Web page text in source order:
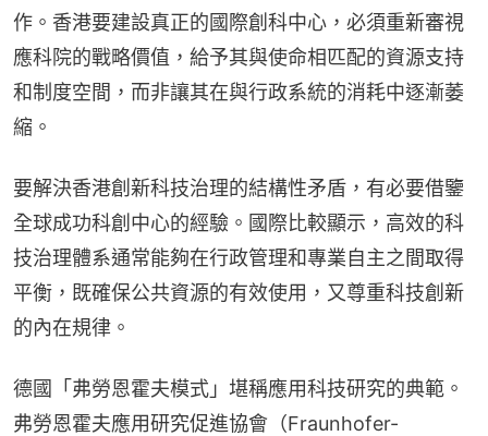
作。香港要建設真正的國際創科中心，必須重新審視
應科院的戰略價值，給予其與使命相匹配的資源支持
和制度空間，而非讓其在與行政系統的消耗中逐漸萎
縮。
要解決香港創新科技治理的結構性矛盾，有必要借鑒
全球成功科創中心的經驗。國際比較顯示，高效的科
技治理體系通常能夠在行政管理和專業自主之間取得
平衡，既確保公共資源的有效使用，又尊重科技創新
的內在規律。
德國「弗勞恩霍夫模式」堪稱應用科技研究的典範。
弗勞恩霍夫應用研究促進協會（Fraunhofer-